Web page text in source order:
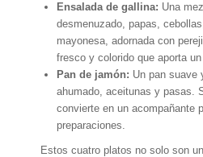
Ensalada de gallina: Una
desmenuzado, papas,
mayonesa, adornada con
fresco y colorido que aporta
Pan de jamón: Un pan suave
ahumado, aceitunas y pasas.
convierte en un acompañante
preparaciones.
Estos cuatro platos no solo son